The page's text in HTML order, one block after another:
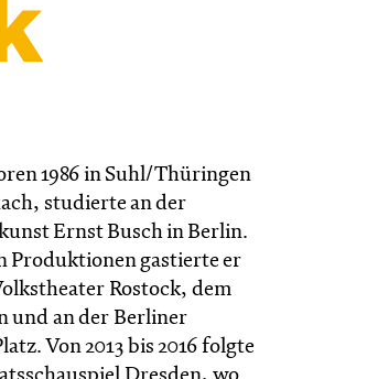
1986 in Suhl/Thüringen
studierte an der
Ernst Busch in Berlin.
Produktionen gastierte er
Rostock, dem
und an der Berliner
Von 2013 bis 2016 folgte